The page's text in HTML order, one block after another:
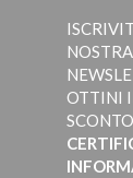
NOSTRA
OTTINI